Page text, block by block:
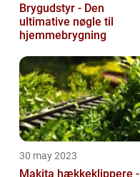
Brygudstyr - Den
ultimative nøgle til
hjemmebrygning
30 may 2023
Makita hækkeklippere -